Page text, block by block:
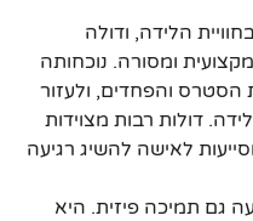
הלידה, ודולה
ומסורה. נוכחותה
והפחדים, ולעזור
דולות רבות מצוידות
לאישה להשיג רגיעה
גם תמיכה פיזית. היא